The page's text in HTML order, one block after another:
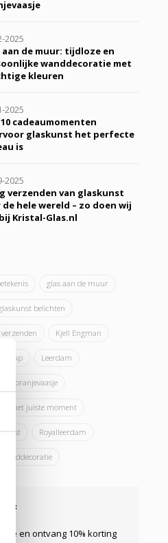
2025
aan de muur: tijdloze en
wanddecoratie met
kleuren
2025
cadeaumomenten
glaskunst het perfecte
is
2025
verzenden van glaskunst
de hele wereld – zo doen wij
Kristal-Glas.nl
glas aan de muur
belichten
Kjell Engman
lamp Leerdam
oranjevaasje
op het juiste moment
Royalleerdam
wanddecoratie
en ontvang 10% korting